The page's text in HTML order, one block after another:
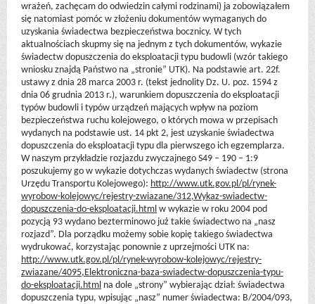
wrażeń, zachęcam do odwiedzin całymi rodzinami) ja zobowiązałem
się natomiast pomóc w złożeniu dokumentów wymaganych do
uzyskania świadectwa bezpieczeństwa bocznicy. W tych
aktualnościach skupmy się na jednym z tych dokumentów, wykazie
świadectw dopuszczenia do eksploatacji typu budowli (wzór takiego
wniosku znajdą Państwo na „stronie” UTK). Na podstawie art. 22f.
ustawy z dnia 28 marca 2003 r. (tekst jednolity Dz. U. poz. 1594 z
dnia 06 grudnia 2013 r.), warunkiem dopuszczenia do eksploatacji
typów budowli i typów urządzeń mających wpływ na poziom
bezpieczeństwa ruchu kolejowego, o których mowa w przepisach
wydanych na podstawie ust. 14 pkt 2, jest uzyskanie świadectwa
dopuszczenia do eksploatacji typu dla pierwszego ich egzemplarza.
W naszym przykładzie rozjazdu zwyczajnego S49 – 190 – 1:9
poszukujemy go w wykazie dotychczas wydanych świadectw (strona
Urzędu Transportu Kolejowego): http://www.utk.gov.pl/pl/rynek-
wyrobow-kolejowyc/rejestry-zwiazane/312,Wykaz-swiadectw-
dopuszczenia-do-eksploatacji.html w wykazie w roku 2004 pod
pozycją 93 wydano bezterminowo już takie świadectwo na „nasz
rozjazd”. Dla porządku możemy sobie kopię takiego świadectwa
wydrukować, korzystając ponownie z uprzejmości UTK na:
http://www.utk.gov.pl/pl/rynek-wyrobow-kolejowyc/rejestry-
zwiazane/4095,Elektroniczna-baza-swiadectw-dopuszczenia-typu-
do-eksploatacji.html na dole „strony” wybierając dział: świadectwa
dopuszczenia typu, wpisując „nasz” numer świadectwa: B/2004/093,